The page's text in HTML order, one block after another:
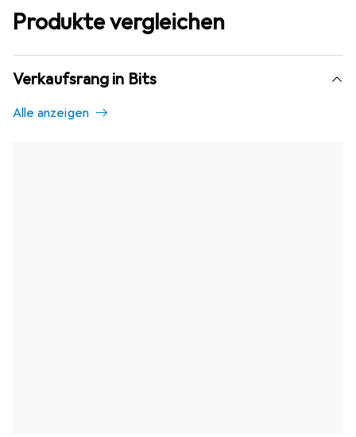
Produkte vergleichen
Verkaufsrang in Bits
Alle anzeigen